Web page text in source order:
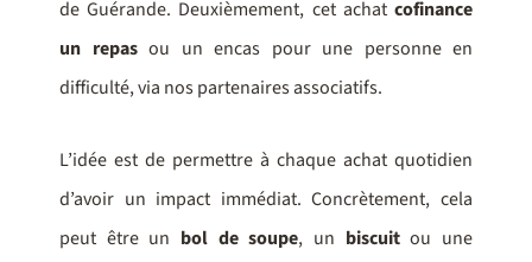
de Guérande. Deuxièmement, cet achat cofinance
un repas ou un encas pour une personne en
difficulté, via nos partenaires associatifs.
L’idée est de permettre à chaque achat quotidien
d’avoir un impact immédiat. Concrètement, cela
peut être un bol de soupe, un biscuitou une